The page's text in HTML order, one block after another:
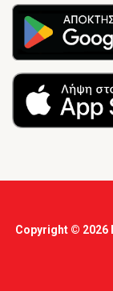
Copyright © 2026